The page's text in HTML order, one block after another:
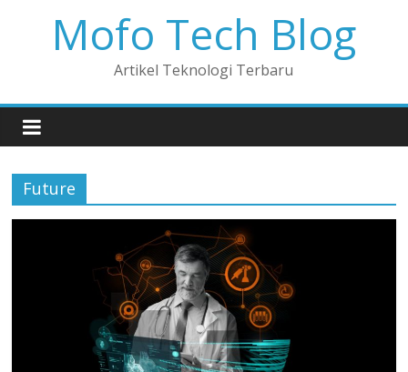
Mofo Tech Blog
Artikel Teknologi Terbaru
Future